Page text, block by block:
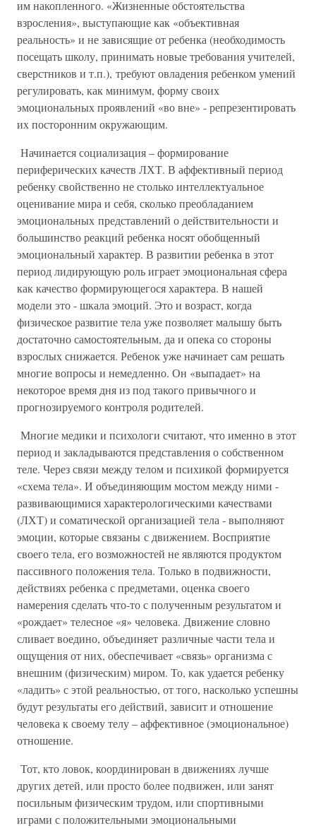
им накопленного. «Жизненные обстоятельства
взросления», выступающие как «объективная
реальность» и не зависящие от ребенка (необходимость
посещать школу, принимать новые требования учителей,
сверстников и т.п.), требуют овладения ребенком умений
регулировать, как минимум, форму своих
эмоциональных проявлений «во вне» - репрезентировать
их посторонним окружающим.
Начинается социализация – формирование
периферических качеств ЛХТ. В аффективный период
ребенку свойственно не столько интеллектуальное
оценивание мира и себя, сколько преобладанием
эмоциональных представлений о действительности и
большинство реакций ребенка носят обобщенный
эмоциональный характер. В развитии ребенка в этот
период лидирующую роль играет эмоциональная сфера
как качество формирующегося характера. В нашей
модели это - шкала эмоций. Это и возраст, когда
физическое развитие тела уже позволяет малышу быть
достаточно самостоятельным, да и опека со стороны
взрослых снижается. Ребенок уже начинает сам решать
многие вопросы и немедленно. Он «выпадает» на
некоторое время дня из под такого привычного и
прогнозируемого контроля родителей.
Многие медики и психологи считают, что именно в этот
период и закладываются представления о собственном
теле. Через связи между телом и психикой формируется
«схема тела». И объединяющим мостом между ними -
развивающимися характерологическими качествами
(ЛХТ) и соматической организацией тела - выполняют
эмоции, которые связаны с движением. Восприятие
своего тела, его возможностей не являются продуктом
пассивного положения тела. Только в подвижности,
действиях ребенка с предметами, оценка своего
намерения сделать что-то с полученным результатом и
«рождает» телесное «я» человека. Движение словно
сливает воедино, объединяет различные части тела и
ощущения от них, обеспечивает «связь» организма с
внешним (физическим) миром. То, как удается ребенку
«ладить» с этой реальностью, от того, насколько успешны
будут результаты его действий, зависит и отношение
человека к своему телу – аффективное (эмоциональное)
отношение.
Тот, кто ловок, координирован в движениях лучше
других детей, или просто более подвижен, или занят
посильным физическим трудом, или спортивными
играми с положительными эмоциональными